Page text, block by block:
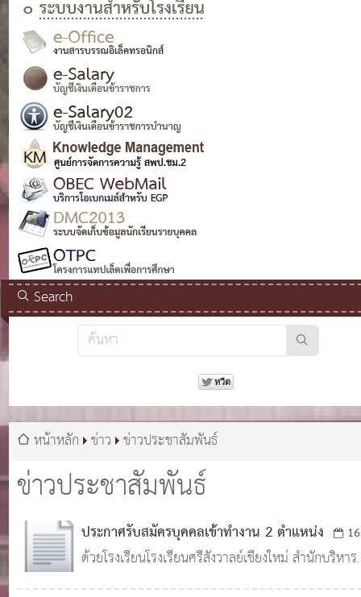
Search
ข่าวประชาสัมพันธ์
หน้าหลัก ข่าว ข่าวประชาสัมพันธ์
ประกาศรับสมัครบุคคลเข้าทำงาน 2 ตำแหน่ง
16
ก.ค. 2565
0 1,994
ด้วยโรงเรียนโรงเรียนศรีสังวาลย์เชียงใหม่ สำนักบริหาร
งานการศึกษาพิเศษ มีความประสงค์จะรับสมัคร บุคค